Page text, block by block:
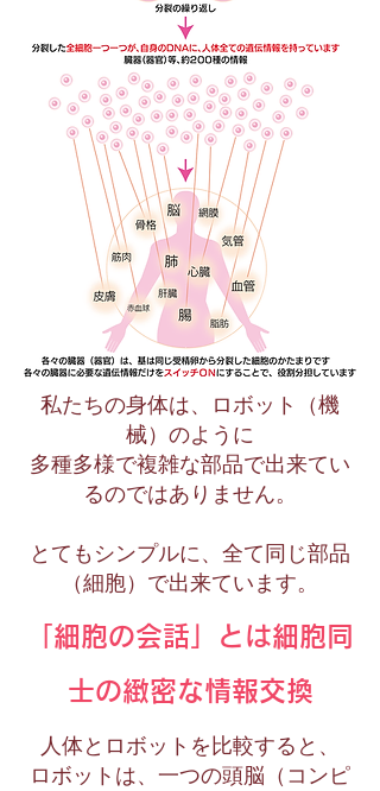
私たちの身体は、ロボット（機
械）のように
多種多様で複雑な部品で出来てい
るのではありません。
とてもシンプルに、全て同じ部品
（細胞）で出来ています。
「細胞の会話」とは細胞同
士の緻密な情報交換
人体とロボットを比較すると、
ロボットは、一つの頭脳（コンピ